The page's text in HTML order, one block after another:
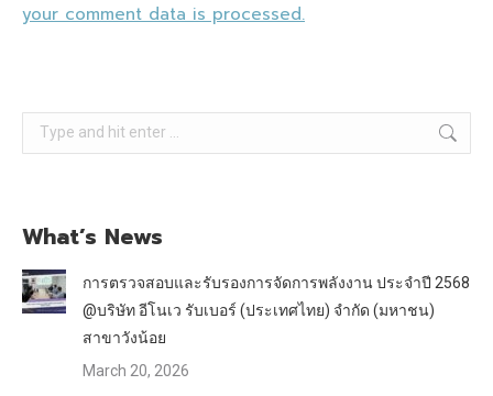
your comment data is processed.
Search:
What’s News
การตรวจสอบและรับรองการจัดการพลังงาน ประจำปี 2568
@บริษัท อีโนเว รับเบอร์ (ประเทศไทย) จำกัด (มหาชน)
สาขาวังน้อย
March 20, 2026